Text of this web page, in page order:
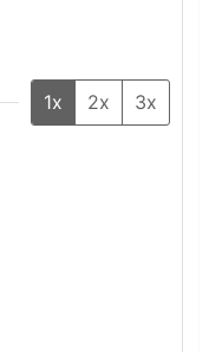
1x 2x 3x